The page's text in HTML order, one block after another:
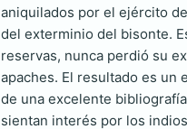
aniquilados por el ejército
del exterminio del bisonte.
reservas, nunca perdió su
apaches. El resultado es un
de una excelente
sientan interés por los